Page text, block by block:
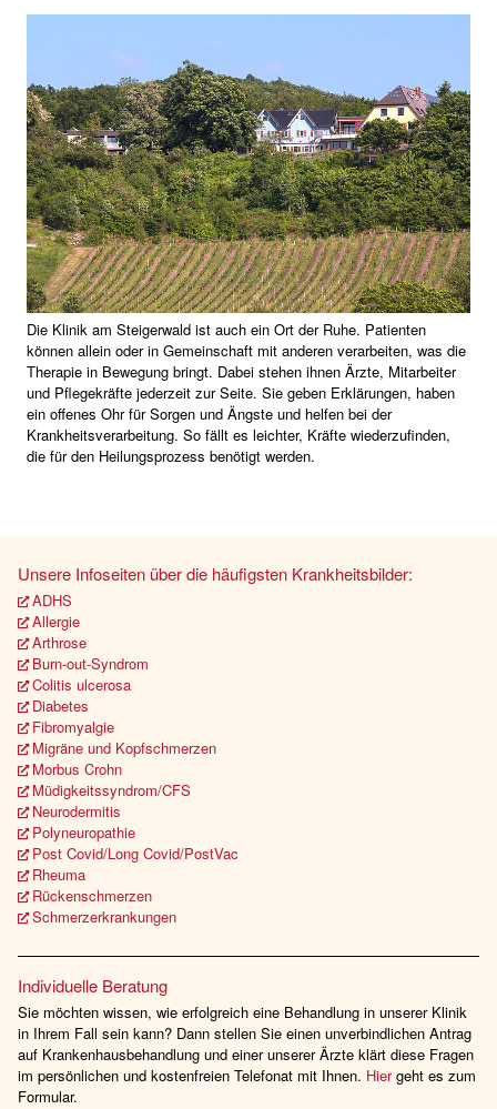
Die Klinik am Steigerwald ist auch ein Ort der Ruhe. Patienten
können allein oder in Gemeinschaft mit anderen verarbeiten, was die
Therapie in Bewegung bringt. Dabei stehen ihnen Ärzte, Mitarbeiter
und Pflegekräfte jederzeit zur Seite. Sie geben Erklärungen, haben
ein offenes Ohr für Sorgen und Ängste und helfen bei der
Krankheitsverarbeitung. So fällt es leichter, Kräfte wiederzufinden,
die für den Heilungsprozess benötigt werden.
Unsere Infoseiten über die häufigsten Krankheitsbilder:
ADHS
Allergie
Arthrose
Burn-out-Syndrom
Colitis ulcerosa
Diabetes
Fibromyalgie
Migräne und Kopfschmerzen
Morbus Crohn
Müdigkeitssyndrom/CFS
Neurodermitis
Polyneuropathie
Post Covid/Long Covid/PostVac
Rheuma
Rückenschmerzen
Schmerzerkrankungen
Individuelle Beratung
Sie möchten wissen, wie erfolgreich eine Behandlung in unserer Klinik
in Ihrem Fall sein kann? Dann stellen Sie einen unverbindlichen Antrag
auf Krankenhausbehandlung und einer unserer Ärzte klärt diese Fragen
im persönlichen und kostenfreien Telefonat mit Ihnen. Hiergeht es zum
Formular.